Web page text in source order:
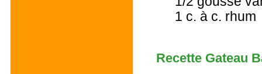
1 c. à c. rhum
Recette Gateau